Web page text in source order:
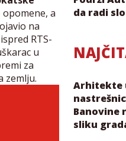
a
na
RTS-
u
za
zemlju.
da radi
Arhitekte
Banovine
sliku